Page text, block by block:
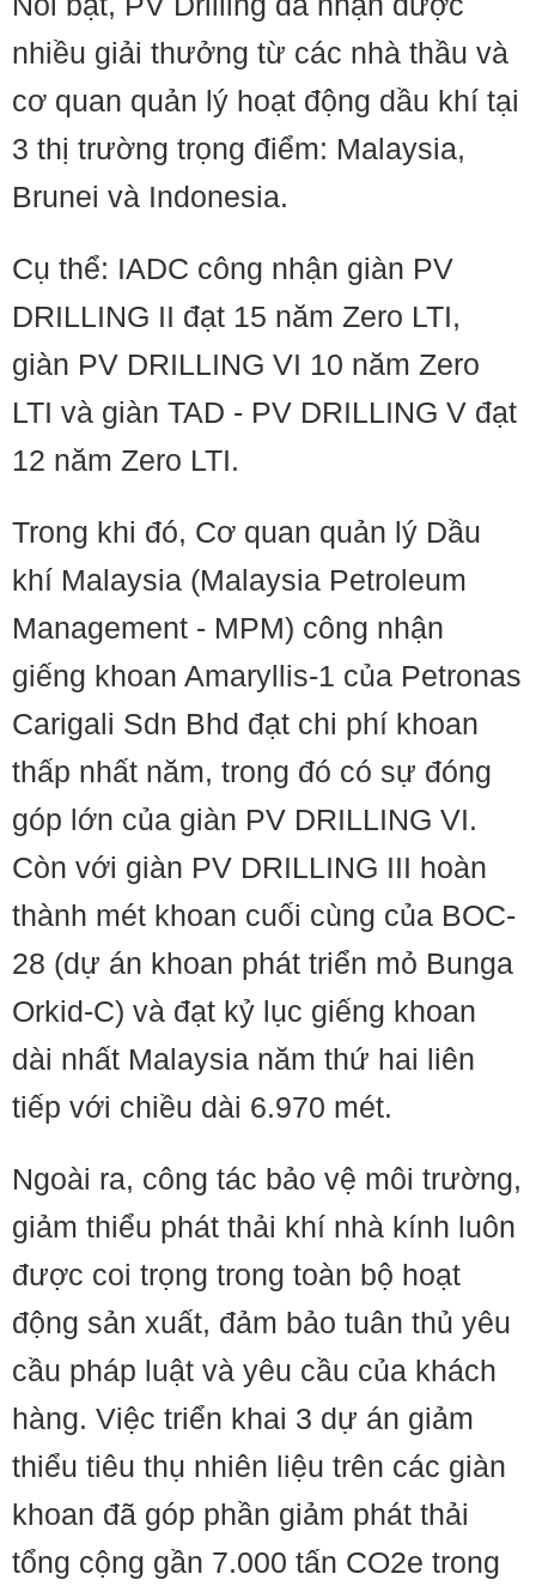
nhiều giải thưởng từ các nhà thầu và
cơ quan quản lý hoạt động dầu khí tại
3 thị trường trọng điểm: Malaysia,
Brunei và Indonesia.
Cụ thể: IADC công nhận giàn PV
DRILLING II đạt 15 năm Zero LTI,
giàn PV DRILLING VI 10 năm Zero
LTI và giàn TAD - PV DRILLING V đạt
12 năm Zero LTI.
Trong khi đó, Cơ quan quản lý Dầu
khí Malaysia (Malaysia Petroleum
Management - MPM) công nhận
giếng khoan Amaryllis-1 của Petronas
Carigali Sdn Bhd đạt chi phí khoan
thấp nhất năm, trong đó có sự đóng
góp lớn của giàn PV DRILLING VI.
Còn với giàn PV DRILLING III hoàn
thành mét khoan cuối cùng của BOC-
28 (dự án khoan phát triển mỏ Bunga
Orkid-C) và đạt kỷ lục giếng khoan
dài nhất Malaysia năm thứ hai liên
tiếp với chiều dài 6.970 mét.
Ngoài ra, công tác bảo vệ môi trường,
giảm thiểu phát thải khí nhà kính luôn
được coi trọng trong toàn bộ hoạt
động sản xuất, đảm bảo tuân thủ yêu
cầu pháp luật và yêu cầu của khách
hàng. Việc triển khai 3 dự án giảm
thiểu tiêu thụ nhiên liệu trên các giàn
khoan đã góp phần giảm phát thải
tổng cộng gần 7.000 tấn CO2e trong